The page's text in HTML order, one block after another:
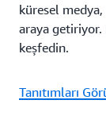
küresel
araya getiriyor.
keşfedin.
Tanıtımları